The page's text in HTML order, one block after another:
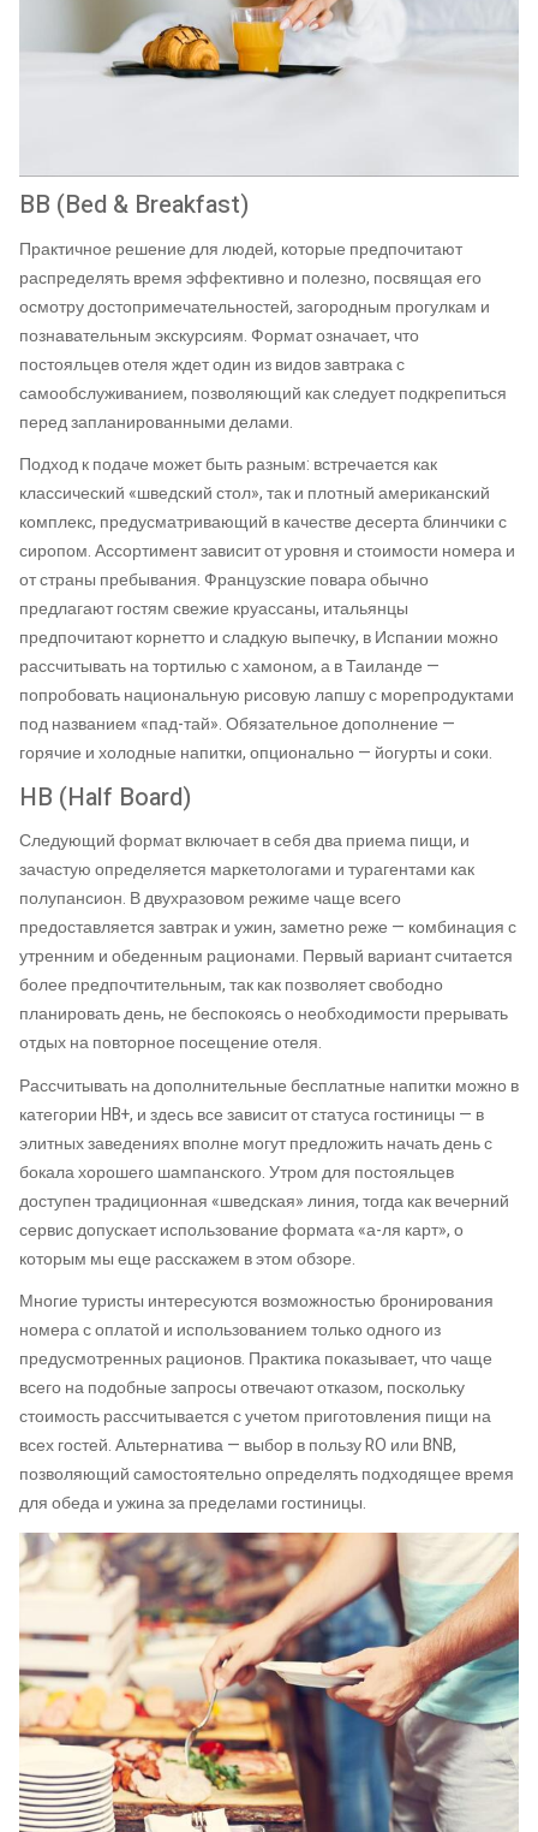
BB (Bed & Breakfast)
Практичное решение для людей, которые предпочитают
распределять время эффективно и полезно, посвящая его
осмотру достопримечательностей, загородным прогулкам и
познавательным экскурсиям. Формат означает, что
постояльцев отеля ждет один из видов завтрака с
самообслуживанием, позволяющий как следует подкрепиться
перед запланированными делами.
Подход к подаче может быть разным: встречается как
классический «шведский стол», так и плотный американский
комплекс, предусматривающий в качестве десерта блинчики с
сиропом. Ассортимент зависит от уровня и стоимости номера и
от страны пребывания. Французские повара обычно
предлагают гостям свежие круассаны, итальянцы
предпочитают корнетто и сладкую выпечку, в Испании можно
рассчитывать на тортилью с хамоном, а в Таиланде —
попробовать национальную рисовую лапшу с морепродуктами
под названием «пад-тай». Обязательное дополнение —
горячие и холодные напитки, опционально — йогурты и соки.
HB (Half Board)
Следующий формат включает в себя два приема пищи, и
зачастую определяется маркетологами и турагентами как
полупансион. В двухразовом режиме чаще всего
предоставляется завтрак и ужин, заметно реже — комбинация с
утренним и обеденным рационами. Первый вариант считается
более предпочтительным, так как позволяет свободно
планировать день, не беспокоясь о необходимости прерывать
отдых на повторное посещение отеля.
Рассчитывать на дополнительные бесплатные напитки можно в
категории HB+, и здесь все зависит от статуса гостиницы — в
элитных заведениях вполне могут предложить начать день с
бокала хорошего шампанского. Утром для постояльцев
доступен традиционная «шведская» линия, тогда как вечерний
сервис допускает использование формата «а-ля карт», о
которым мы еще расскажем в этом обзоре.
Многие туристы интересуются возможностью бронирования
номера с оплатой и использованием только одного из
предусмотренных рационов. Практика показывает, что чаще
всего на подобные запросы отвечают отказом, поскольку
стоимость рассчитывается с учетом приготовления пищи на
всех гостей. Альтернатива — выбор в пользу RO или BNB,
позволяющий самостоятельно определять подходящее время
для обеда и ужина за пределами гостиницы.